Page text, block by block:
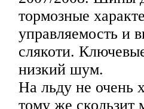
тормозные
управляемость и
слякоти.
низкий шум.
На льду не очень
тому же